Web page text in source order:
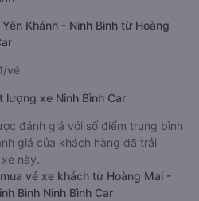
Khánh - Ninh Bình từ Hoàng
vé
lượng xe Ninh Bình Car
đánh giá với số điểm trung bình
giá của khách hàng đã trải
này.
vé xe khách từ Hoàng Mai -
Bình Ninh Bình Car